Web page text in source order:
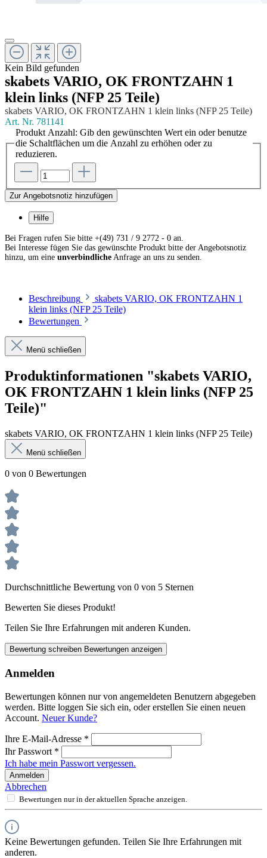
Kein Bild gefunden
skabets VARIO, OK FRONTZAHN 1
klein links (NFP 25 Teile)
skabets VARIO, OK FRONTZAHN 1 klein links (NFP 25 Teile)
Art. Nr. 781141
Produkt Anzahl: Gib den gewünschten Wert ein oder benutze
die Schaltflächen um die Anzahl zu erhöhen oder zu
reduzieren.
Zur Angebotsnotiz hinzufügen
Hilfe
Bei Fragen rufen Sie bitte +(49) 731 / 9 2772 - 0 an.
Bei Interesse fügen Sie das gewünschte Produkt bitte der Angebotsnotiz
hinzu, um eine unverbindliche Anfrage an uns zu senden.
Beschreibung
skabets VARIO, OK FRONTZAHN 1
klein links (NFP 25 Teile)
Bewertungen
Menü schließen
Produktinformationen "skabets VARIO,
OK FRONTZAHN 1 klein links (NFP 25
Teile)"
skabets VARIO, OK FRONTZAHN 1 klein links (NFP 25 Teile)
Menü schließen
0 von 0 Bewertungen
Durchschnittliche Bewertung von 0 von 5 Sternen
Bewerten Sie dieses Produkt!
Teilen Sie Ihre Erfahrungen mit anderen Kunden.
Bewertung schreiben Bewertungen anzeigen
Anmelden
Bewertungen können nur von angemeldeten Benutzern abgegeben
werden. Bitte loggen Sie sich ein, oder erstellen Sie einen neuen
Account. Neuer Kunde?
Ihre E-Mail-Adresse *
Ihr Passwort *
Ich habe mein Passwort vergessen.
Anmelden
Abbrechen
Bewertungen nur in der aktuellen Sprache anzeigen.
Keine Bewertungen gefunden. Teilen Sie Ihre Erfahrungen mit
anderen.